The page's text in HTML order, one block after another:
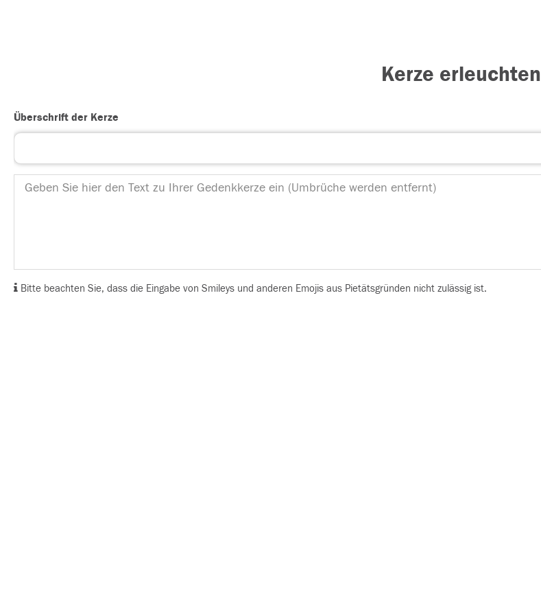
Kerze erleuchten
Überschrift der Kerze
Bitte beachten Sie, dass die Eingabe von Smileys und anderen Emojis aus Pietätsgründen nicht zulässig ist.